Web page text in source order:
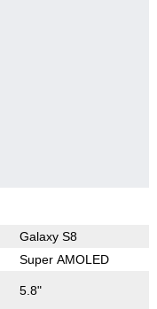
Galaxy S8
Super AMOLED
5.8"